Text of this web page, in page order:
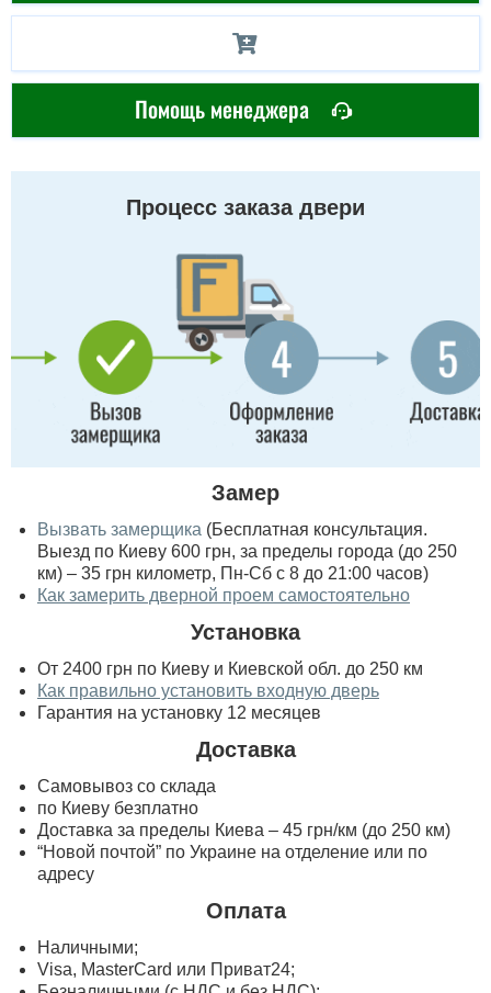
Помощь менеджера
Процесс заказа двери
Замер
Вызвать замерщика (Бесплатная консультация.
Выезд по Киеву 600 грн, за пределы города (до 250
км) – 35 грн километр, Пн-Сб с 8 до 21:00 часов)
Как замерить дверной проем самостоятельно
Установка
От 2400 грн по Киеву и Киевской обл. до 250 км
Как правильно установить входную дверь
Гарантия на установку 12 месяцев
Доставка
Самовывоз со склада
по Киеву безплатно
Доставка за пределы Киева – 45 грн/км (до 250 км)
“Новой почтой” по Украине на отделение или по
адресу
Оплата
Наличными;
Visa, MasterСard или Приват24;